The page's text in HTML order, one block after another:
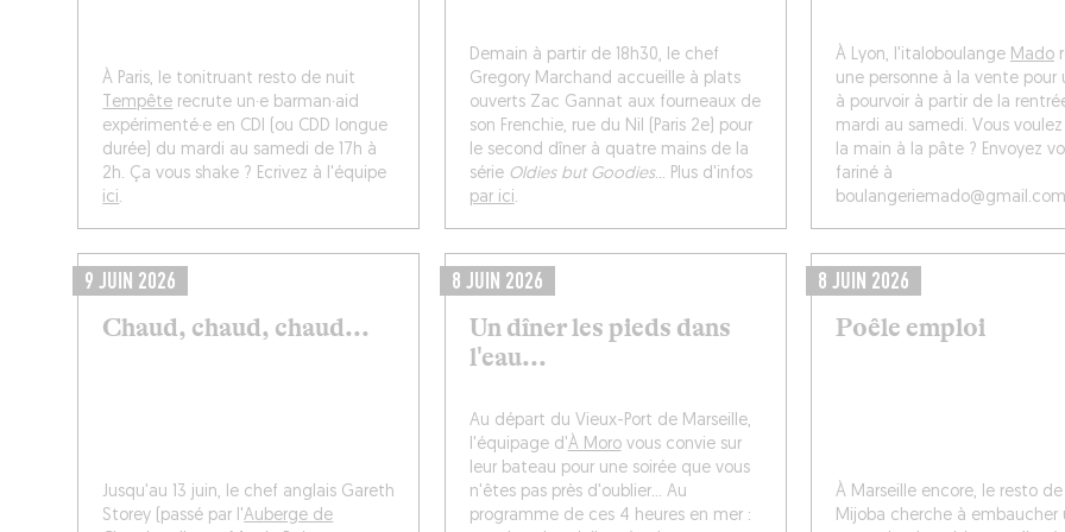
À Paris, le tonitruant resto de nuit
Tempête recrute un·e barman·aid
expérimenté·e en CDI (ou CDD longue
durée) du mardi au samedi de 17h à
2h. Ça vous shake ? Ecrivez à l'équipe
ici.
Demain à partir de 18h30, le chef
Gregory Marchand accueille à plats
ouverts Zac Gannat aux fourneaux de
son Frenchie, rue du Nil (Paris 2e) pour
le second dîner à quatre mains de la
série Oldies but Goodies... Plus d'infos
par ici.
À Lyon, l'italoboulange Mado
une personne à la vente pour
à pourvoir à partir de la
mardi au samedi. Vous
la main à la pâte ? Envoyez
fariné à
9 JUIN 2026
Chaud, chaud, chaud...
Jusqu'au 13 juin, le chef anglais Gareth
Storey (passé par l'Auberge de
8 JUIN 2026
Un dîner les pieds dans
l'eau...
Au départ du Vieux-Port de Marseille,
l'équipage d'À Morovous convie sur
leur bateau pour une soirée que vous
n'êtes pas près d'oublier... Au
programme de ces 4 heures en mer :
8 JUIN 2026
Poêle emploi
À Marseille encore, le resto
Mijoba cherche à embaucher